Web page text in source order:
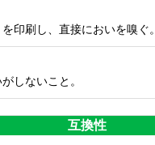
印刷し、直接においを嗅ぐ。
しないこと。
互換性